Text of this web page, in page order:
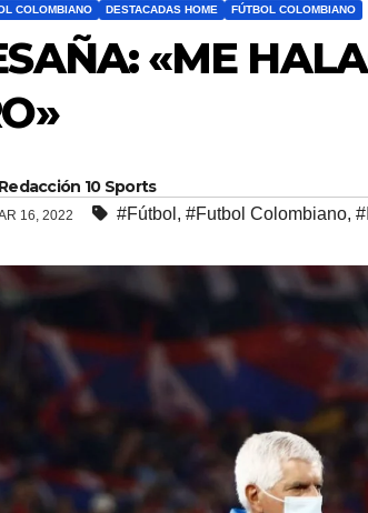
COLOMBIANO DESTACADAS HOME FÚTBOL COLOMBIANO
«ME
Redacción 10 Sports
16, 2022 #Fútbol , #Futbol Colombiano,